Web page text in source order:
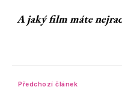
A jaký film máte
Předchozí článek